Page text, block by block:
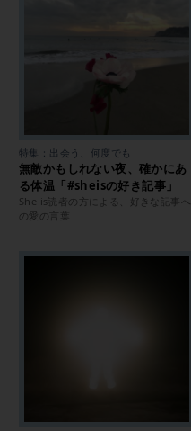
特集：出会う、何度でも
無敵かもしれない夜、確かにあ
る体温「#sheisの好き記事」
She is読者の方による、好きな記事へ
の愛の言葉